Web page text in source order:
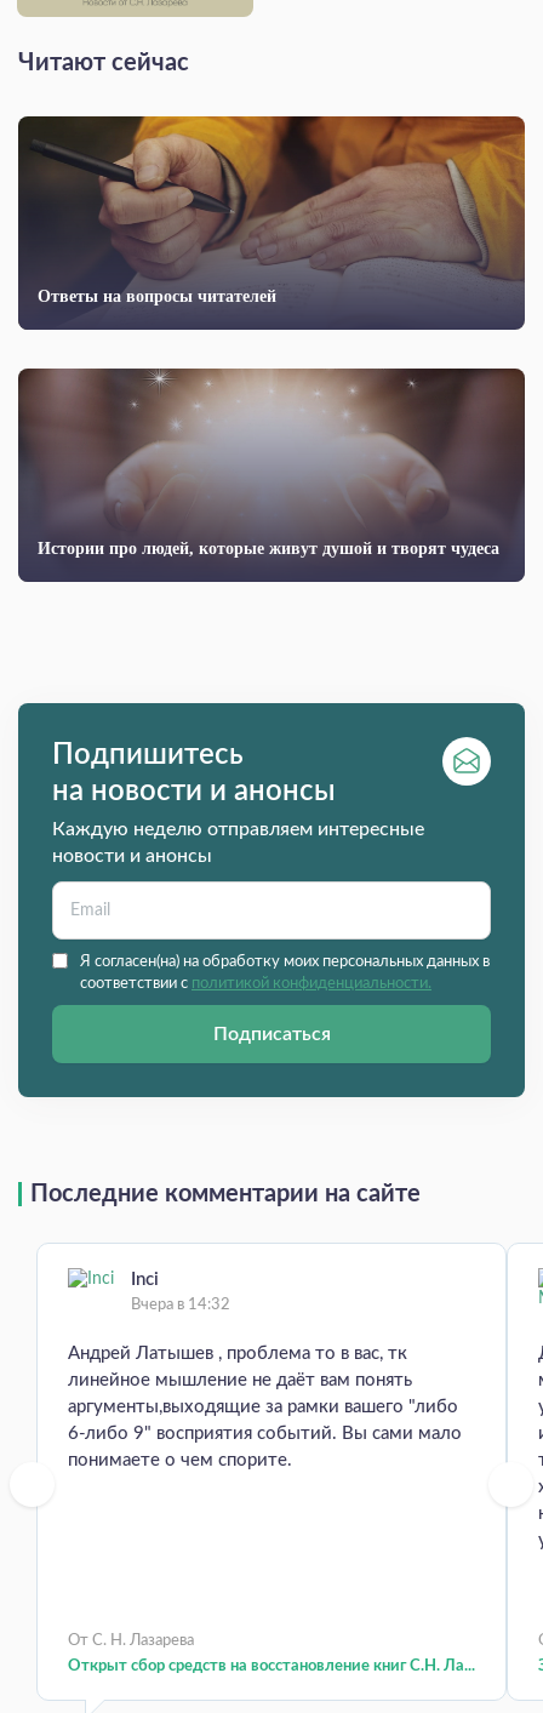
Читают сейчас
Ответы на вопросы читателей
Истории про людей, которые живут душой и творят чудеса
Подпишитесь
на новости и анонсы
Каждую неделю отправляем интересные
новости и анонсы
Я согласен(на) на обработку моих персональных данных в
соответствии с политикой конфиденциальности.
Подписаться
Последние комментарии на сайте
Inci
Вчера в 14:32
Андрей Латышев , проблема то в вас, тк
линейное мышление не даёт вам понять
аргументы,выходящие за рамки вашего "либо
6-либо 9" восприятия событий. Вы сами мало
понимаете о чем спорите.
От С. Н. Лазарева
Открыт сбор средств на восстановление книг С.Н. Ла...